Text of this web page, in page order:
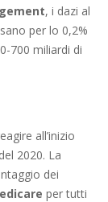
, i dazi al
per lo 0,2%
700 miliardi di
all’inizio
2020. La
dei
per tutti